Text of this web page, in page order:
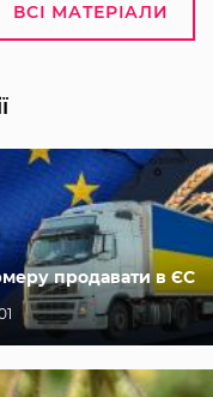
ВСІ МАТЕРІАЛИ
продавати в ЄС